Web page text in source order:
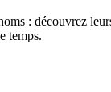
: découvrez
temps.